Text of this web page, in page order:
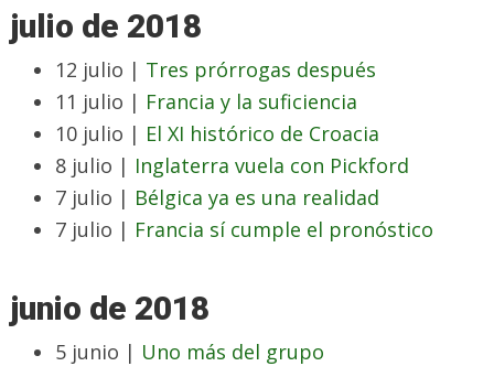
julio de 2018
12 julio | Tres prórrogas después
11 julio | Francia y la suficiencia
10 julio | El XI histórico de Croacia
8 julio | Inglaterra vuela con Pickford
7 julio | Bélgica ya es una realidad
7 julio | Francia sí cumple el pronóstico
junio de 2018
5 junio | Uno más del grupo